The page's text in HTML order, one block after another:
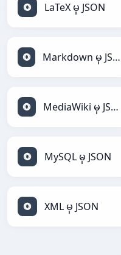
LaTeX မှ JSON
Markdown မှ JSON
MediaWiki မှ JSON
MySQL မှ JSON
XML မှ JSON